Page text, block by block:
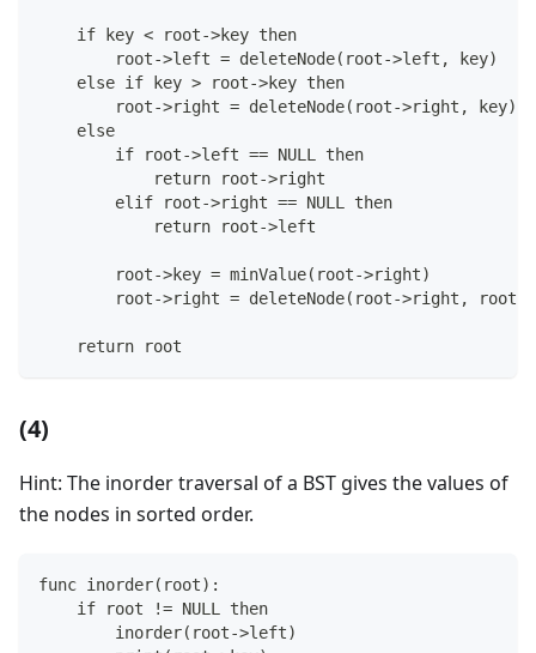
    if key < root->key then
        root->left = deleteNode(root->left, key)
    else if key > root->key then
        root->right = deleteNode(root->right, key)
    else
        if root->left == NULL then
            return root->right
        elif root->right == NULL then
            return root->left
        root->key = minValue(root->right)
root->right = deleteNode(root->right, root-
    return root
(4)
Hint: The inorder traversal of a BST gives the values of
the nodes in sorted order.
func inorder(root):
    if root != NULL then
        inorder(root->left)